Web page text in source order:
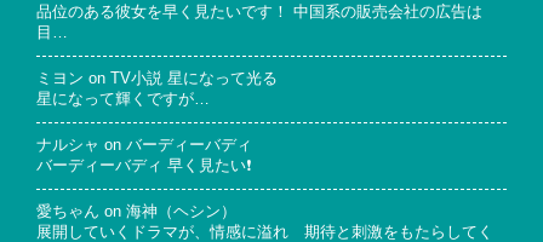
品位のある彼女を早く見たいです！ 中国系の販売会社の広告は
目…
ミヨン on TV小説 星になって光る
星になって輝くですが…
ナルシャ on バーディーバディ
バーディーバディ 早く見たい❗
愛ちゃん on 海神（ヘシン）
展開していくドラマが、情感に溢れ 期待と刺激をもたらしてく